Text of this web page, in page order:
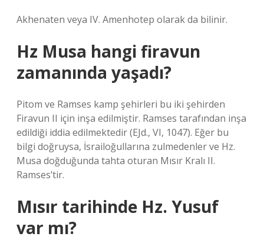
Akhenaten veya IV. Amenhotep olarak da bilinir.
Hz Musa hangi firavun
zamanında yaşadı?
Pitom ve Ramses kamp şehirleri bu iki şehirden
Firavun II için inşa edilmiştir. Ramses tarafından inşa
edildiği iddia edilmektedir (EJd., VI, 1047). Eğer bu
bilgi doğruysa, İsrailoğullarına zulmedenler ve Hz.
Musa doğduğunda tahta oturan Mısır Kralı II.
Ramses’tir.
Mısır tarihinde Hz. Yusuf
var mı?